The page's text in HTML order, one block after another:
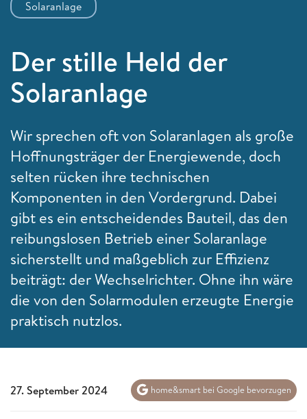
Solaranlage
Der stille Held der
Solaranlage
Wir sprechen oft von Solaranlagen als große
Hoffnungsträger der Energiewende, doch
selten rücken ihre technischen
Komponenten in den Vordergrund. Dabei
gibt es ein entscheidendes Bauteil, das den
reibungslosen Betrieb einer Solaranlage
sicherstellt und maßgeblich zur Effizienz
beiträgt: der Wechselrichter. Ohne ihn wäre
die von den Solarmodulen erzeugte Energie
praktisch nutzlos.
27. September 2024 home&smart bei Google bevorzugen